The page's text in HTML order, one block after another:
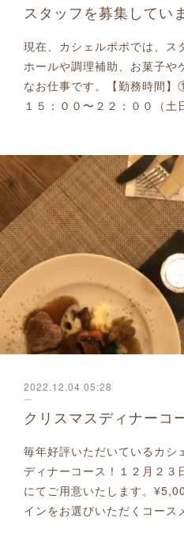
スタッフを募集してい
現在、カシェルポポでは、ス
ホールや調理補助、お菓子や
なお仕事です。【勤務時間
１５：００〜２２：００（
2022.12.04 05:28
クリスマスディナーコ
毎年好評いただいているカシ
ディナーコース！１２月２
にてご用意いたします。
インをお選びいただくコー